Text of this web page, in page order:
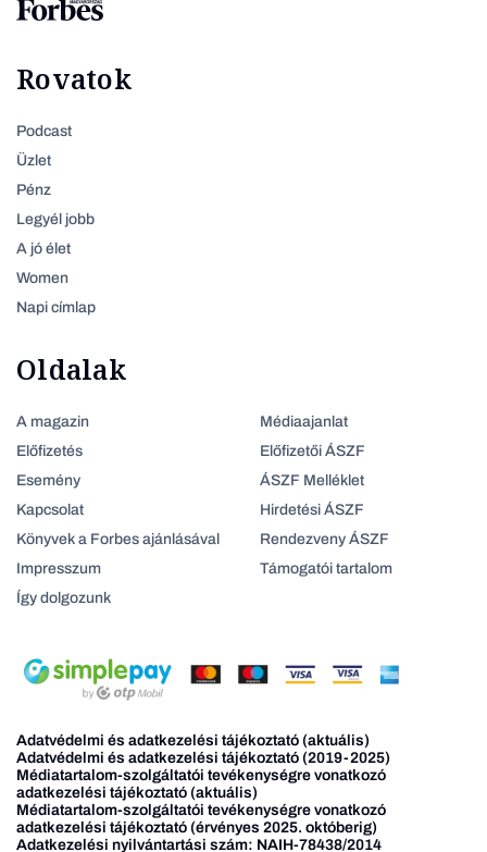
Rovatok
Podcast
Üzlet
Pénz
Legyél jobb
A jó élet
Women
Napi címlap
Oldalak
A magazin
Előfizetés
Esemény
Kapcsolat
Könyvek a Forbes ajánlásával
Impresszum
Így dolgozunk
Médiaajanlat
Előfizetői ÁSZF
ÁSZF Melléklet
Hirdetési ÁSZF
Rendezveny ÁSZF
Támogatói tartalom
Adatvédelmi és adatkezelési tájékoztató (aktuális)
Adatvédelmi és adatkezelési tájékoztató (2019-2025)
Médiatartalom-szolgáltatói tevékenységre vonatkozó
adatkezelési tájékoztató (aktuális)
Médiatartalom-szolgáltatói tevékenységre vonatkozó
adatkezelési tájékoztató (érvényes 2025. októberig)
Adatkezelési nyilvántartási szám: NAIH-78438/2014